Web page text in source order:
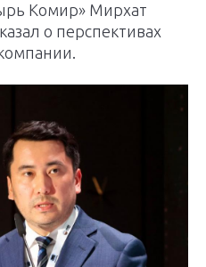
Комир» Мирхат
о перспективах